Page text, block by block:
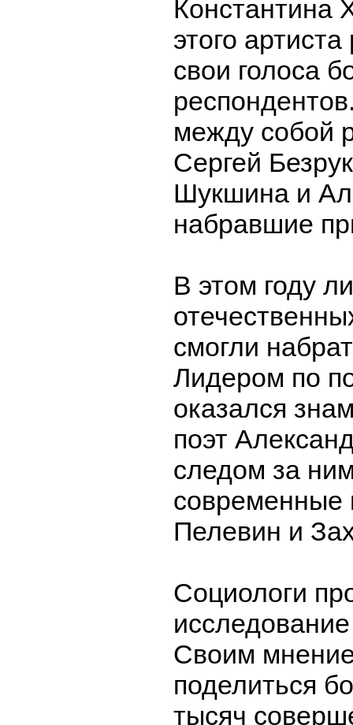
Константина
этого
свои голоса
между собой
Сергей
Шукшина и
набравшие
В этом году
смогли
Лидером по
оказался
поэт
следом за
современные
Пелевин и
Социологи
Своим
поделиться
тысяч